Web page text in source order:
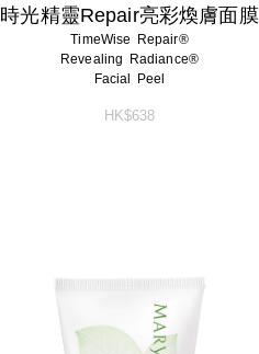
時光精靈Repair亮彩煥膚面膜
TimeWise Repair®
Revealing Radiance®
Facial Peel
HK$638